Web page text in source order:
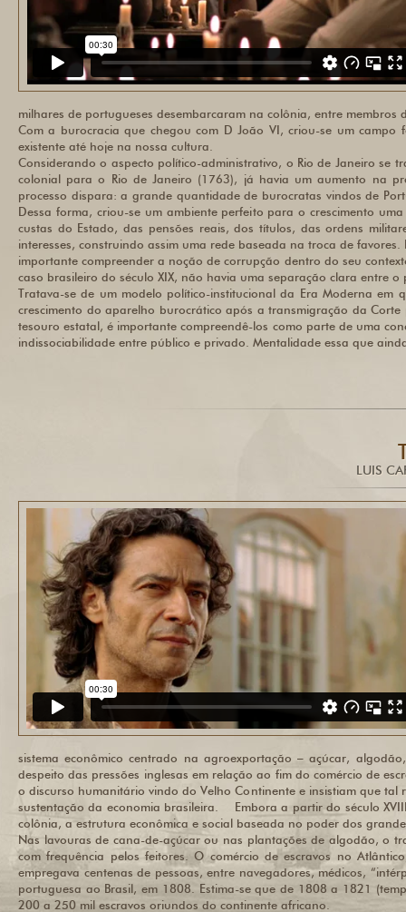
milhares de portugueses desembarcaram na colônia, entre
Com a burocracia que chegou com D João VI, criou-se um
existente até hoje na nossa cultura.
Considerando o aspecto político-administrativo, o Rio de Janeiro se
colonial para o Rio de Janeiro (1763), já havia um aumento na
processo dispara: a grande quantidade de burocratas vindos de
Dessa forma, criou-se um ambiente perfeito para o crescimento
custas do Estado, das pensões reais, dos títulos, das ordens
interesses, construindo assim uma rede baseada na troca de
importante compreender a noção de corrupção dentro do seu
caso brasileiro do século XIX, não havia uma separação clara entre
Tratava-se de um modelo político-institucional da Era Moderna
crescimento do aparelho burocrático após a transmigração da
tesouro estatal, é importante compreendê-los como parte de uma
indissociabilidade entre público e privado. Mentalidade essa que
LUIS
sistema econômico centrado na agroexportação – açúcar,
despeito das pressões inglesas em relação ao fim do comércio de
o discurso humanitário vindo do Velho Continente e insistiam que
sustentação da economia brasileira. Embora a partir do século
colônia, a estrutura econômica e social baseada no poder dos
Nas lavouras de cana-de-açúcar ou nas plantações de algodão, o
com frequência pelos feitores. O comércio de escravos no
empregava centenas de pessoas, entre navegadores, médicos,
portuguesa ao Brasil, em 1808. Estima-se que de 1808 a 1821
200 a 250 mil escravos oriundos do continente africano.